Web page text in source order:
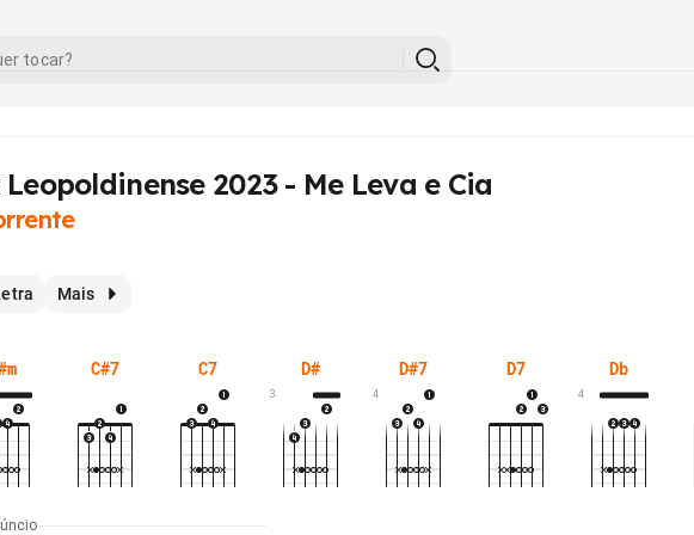
2023 - Me Leva e Cia
Mais
C#7 C7 D#
3
D#7
4
D7 Db
4